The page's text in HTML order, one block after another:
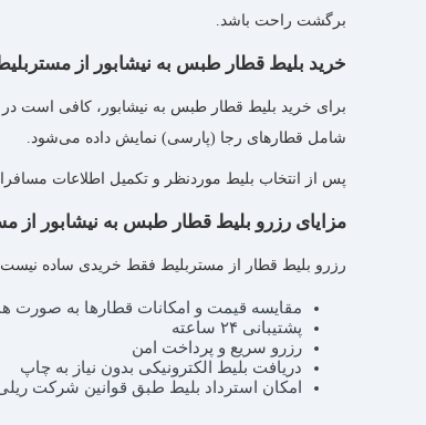
برگشت راحت باشد.
خرید بلیط قطار طبس به نیشابور از
برای خرید بلیط قطار طبس به نیشابور، کافی است در
شامل قطارهای رجا (پارسی) نمایش داده می‌شود.
پس از انتخاب بلیط موردنظر و تکمیل اطلاعات
مزایای رزرو بلیط قطار طبس به نیشابور از
رزرو بلیط قطار از مستربلیط فقط خریدی ساده
مقایسه قیمت و امکانات قطارها به صورت
پشتیبانی ۲۴ ساعته
رزرو سریع و پرداخت امن
دریافت بلیط الکترونیکی بدون نیاز به چاپ
امکان استرداد بلیط طبق قوانین شرکت